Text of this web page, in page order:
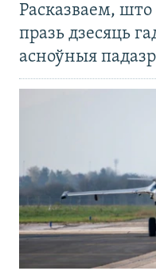
Расказваем, што
празь дзесяць
асноўныя